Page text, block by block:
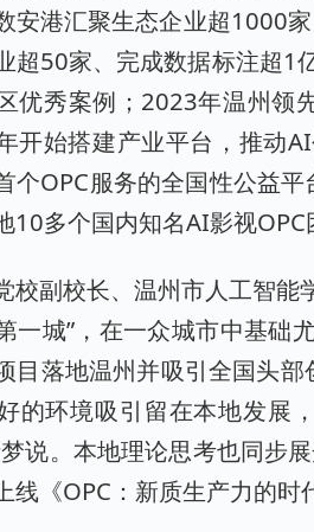
安港汇聚生态企业超1000
超50家、完成数据标注超1
优秀案例；2023年温州领
开始搭建产业平台，推动
个OPC服务的全国性公益
10多个国内知名AI影视OPC
校副校长、温州市人工智能
一城”，在一众城市中基础
目落地温州并吸引全国头
的环境吸引留在本地发展
说。本地理论思考也同步
线《OPC：新质生产力的时